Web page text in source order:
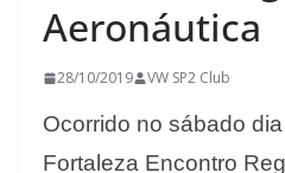
Aeronáutica
28/10/2019 VW SP2 Club
Ocorrido no sábado
Fortaleza Encontro